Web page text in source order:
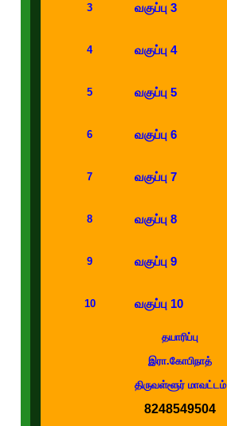
3 வகுப்பு 3
4 வகுப்பு 4
5 வகுப்பு 5
6 வகுப்பு 6
7 வகுப்பு 7
8 வகுப்பு 8
9 வகுப்பு 9
10 வகுப்பு 10
தயாரிப்பு
இரா.கோபிநாத்
திருவள்ளூர் மாவட்டம்
8248549504